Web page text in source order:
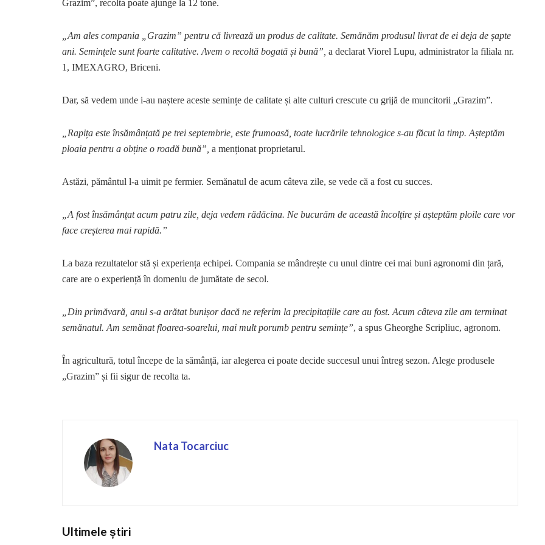
Grazim”, recolta poate ajunge la 12 tone.
„Am ales compania „Grazim” pentru că livrează un produs de calitate. Semănăm produsul livrat de ei deja de șapte
ani. Semințele sunt foarte calitative. Avem o recoltă bogată și bună”, a declarat Viorel Lupu, administrator la filiala nr.
1, IMEXAGRO, Briceni.
Dar, să vedem unde i-au naștere aceste semințe de calitate și alte culturi crescute cu grijă de muncitorii „Grazim”.
„Rapița este însămânțată pe trei septembrie, este frumoasă, toate lucrările tehnologice s-au făcut la timp. Așteptăm
ploaia pentru a obține o roadă bună”, a menționat proprietarul.
Astăzi, pământul l-a uimit pe fermier. Semănatul de acum câteva zile, se vede că a fost cu succes.
„A fost însămânțat acum patru zile, deja vedem rădăcina. Ne bucurăm de această încolțire și așteptăm ploile care vor
face creșterea mai rapidă.”
La baza rezultatelor stă și experiența echipei. Compania se mândrește cu unul dintre cei mai buni agronomi din țară,
care are o experiență în domeniu de jumătate de secol.
„Din primăvară, anul s-a arătat bunișor dacă ne referim la precipitațiile care au fost. Acum câteva zile am terminat
semănatul. Am semănat floarea-soarelui, mai mult porumb pentru semințe”, a spus Gheorghe Scripliuc, agronom.
În agricultură, totul începe de la sămânță, iar alegerea ei poate decide succesul unui întreg sezon. Alege produsele
„Grazim” și fii sigur de recolta ta.
Nata Tocarciuc
Ultimele știri